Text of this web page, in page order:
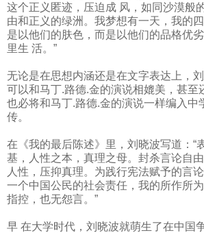
这个正义匿迹，压迫成 风，如同沙漠般
由和正义的绿洲。我梦想有一天，我的
是以他们的肤色，而是以他们的品格优
里生 活。”
无论是在思想内涵还是在文字表达上，
可以和马丁.路德.金的演说相媲美，甚至
也必将和马丁.路德.金的演说一样编入中
传。
在《我的最后陈述》里，刘晓波写道：“
基，人性之本，真理之母。封杀言论自
人性，压抑真理。为践行宪法赋予的言
一个中国公民的社会责任，我的所作所
指控，也无怨言。”
早 在大学时代，刘晓波就萌生了在中国